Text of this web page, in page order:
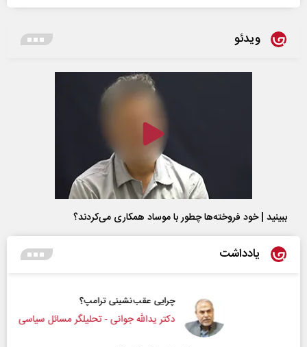
ویدئو
ببینید | خود فروخته‌ها چطور با موساد همکاری می‌کردند؟
یادداشت
چرایی عقب‌نشینی ترامپ؟
دکتر یدالله جوانی - تحلیلگر مسائل سیاسی